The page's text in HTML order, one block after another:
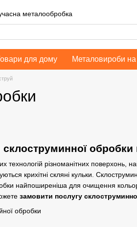
металообробка
для дому Металовироби
склоструминної обробки
технологій різноманітних
крихітні скляні кульки.
найпоширеніша для очищення
замовити послугу